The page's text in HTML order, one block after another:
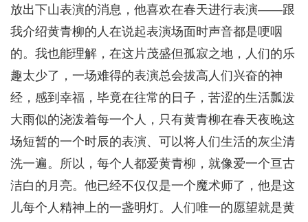
放出下山表演的消息，他喜欢在春天进行表演——跟
我介绍黄青柳的人在说起表演场面时声音都是哽咽
的。我也能理解，在这片茂盛但孤寂之地，人们的乐
趣太少了，一场难得的表演总会拔高人们兴奋的神
经，感到幸福，毕竟在往常的日子，苦涩的生活瓢泼
大雨似的浇泼着每一个人，只有黄青柳在春天夜晚这
场短暂的一个时辰的表演、可以将人们生活的灰尘清
洗一遍。所以，每个人都爱黄青柳，就像爱一个亘古
洁白的月亮。他已经不仅仅是一个魔术师了，他是这
儿每个人精神上的一盏明灯。人们唯一的愿望就是黄